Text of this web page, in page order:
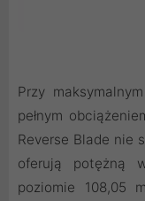
Przy
pełnym
Reverse Blade nie
oferują potężną
poziomie 108,05